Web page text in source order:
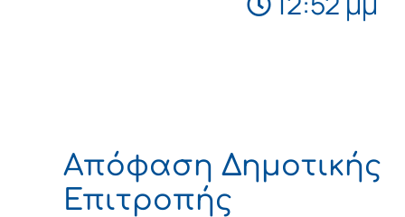
Απόφαση Δημοτικής
Επιτροπής